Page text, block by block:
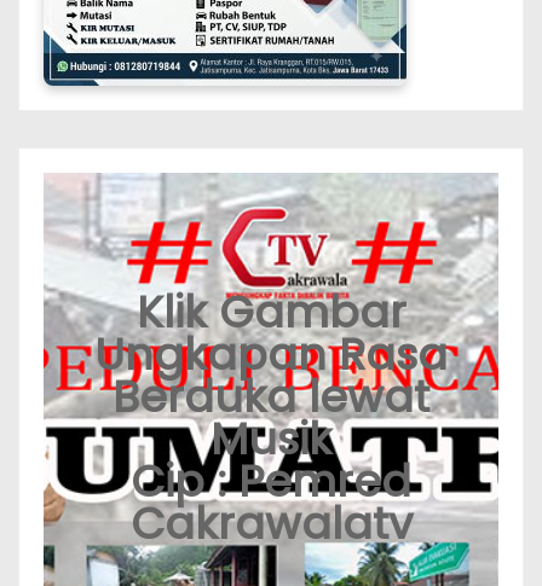
Klik Gambar
Ungkapan Rasa
Berduka lewat
Musik
Cip : Pemred
Cakrawalatv